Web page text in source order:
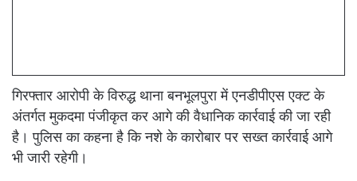
गिरफ्तार आरोपी के विरुद्ध थाना बनभूलपुरा में एनडीपीएस एक्ट के
अंतर्गत मुकदमा पंजीकृत कर आगे की वैधानिक कार्रवाई की जा रही
है। पुलिस का कहना है कि नशे के कारोबार पर सख्त कार्रवाई आगे
भी जारी रहेगी।